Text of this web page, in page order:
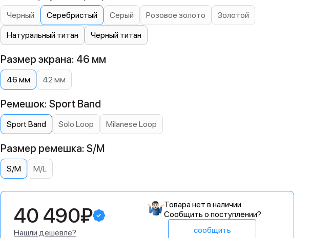
Черный Серебристый Серый Розовое золото Золотой
Натуральный титан Черный титан
Размер экрана: 46 мм
46 мм 42 мм
Ремешок: Sport Band
Sport Band Solo Loop Milanese Loop
Размер ремешка: S/M
S/M M/L
40 490₽
Нашли дешевле?
Товара нет в наличии.
Сообщить о поступлении?
сообщить